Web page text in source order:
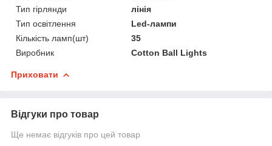
Тип гірлянди
лінія
Тип освітлення
Led-лампи
Кількість ламп(шт)
35
Виробник
Cotton Ball Lights
Приховати
Відгуки про товар
Ще немає відгуків про цей товар